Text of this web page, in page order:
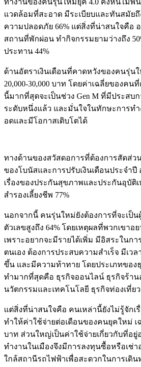
แวดล้อมที่สะอาด มีระเบียบและทันสมัยถึ
ความปลอดภัย 66% แต่สิ่งที่น่าสนใจคือ
สถานที่พักผ่อน ทำกิจกรรมยามว่างถึง
ประทาน 44%
ด้านอัตราเงินเดือนที่คาดหวังของคนรุ่น
20,000-30,000 บาท โดยค่าเฉลี่ยของคน
นี้มากที่สุดจะเป็นช่วง Gen M ที่มีประสบ
ระดับหนึ่งแล้ว และมั่นใจในทักษะการท
อดและมีโอกาสเติบโตได้
ทางด้านของสวัสดอการที่ต้องการสัดส่วน
ของโบนัสและการปรับเงินเดือนประจำปี
เรื่องของประกันสุขภาพและประกันอุบัติ
สำรองเลี้ยงชีพ 77%
นอกจากนี้ คนรุ่นใหม่ยังต้องการที่จะเป็น
ตัวเลขสูงถึง 64% โดยเหตุผลที่พวกเขาอ
เพราะอยากจะมีรายได้เพิ่ม มีอิสระในกา
ตนเอง ต้องการประสบความสำเร็จ มีเว
ขึ้น และมีความท้าทาย โดยประเภทของ
ทำมากที่สุดคือ ธุรกิจออนไลน์ ธุรกิจร้าน
นวัตกรรมและเทคโนโลยี ธุรกิจท่องเที่ย
แต่สิ่งที่น่าสนใจคือ คนเหล่านี้ยังไม่รู้จักเ
ทำให้ค่าใช้จ่ายต่อเดือนของคนยุคใหม่ เฉ
บาท ส่วนใหญ่เป็นค่าใช้จ่ายเกี่ยวกับที่อยู่
ทำงานในเมืองจึงมีการลงทุนซื้อหรือเช่
ใกล้สถานีรถไฟฟ้าเพื่อสะดวกในการเดิน